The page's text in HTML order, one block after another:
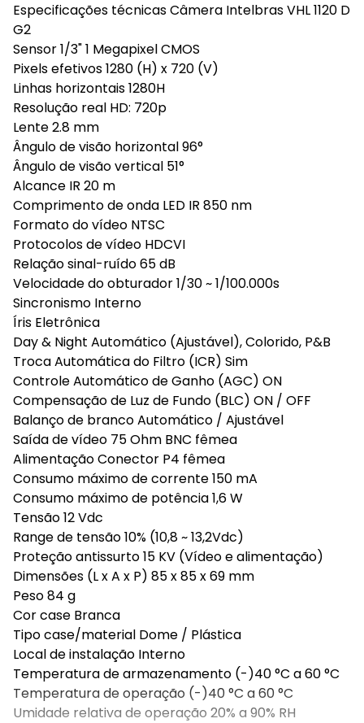
Especificações técnicas Câmera Intelbras VHL 1120 D
G2
Sensor 1/3" 1 Megapixel CMOS
Pixels efetivos 1280 (H) x 720 (V)
Linhas horizontais 1280H
Resolução real HD: 720p
Lente 2.8 mm
Ângulo de visão horizontal 96°
Ângulo de visão vertical 51°
Alcance IR 20 m
Comprimento de onda LED IR 850 nm
Formato do vídeo NTSC
Protocolos de vídeo HDCVI
Relação sinal-ruído 65 dB
Velocidade do obturador 1/30 ~ 1/100.000s
Sincronismo Interno
Íris Eletrônica
Day & Night Automático (Ajustável), Colorido, P&B
Troca Automática do Filtro (ICR) Sim
Controle Automático de Ganho (AGC) ON
Compensação de Luz de Fundo (BLC) ON / OFF
Balanço de branco Automático / Ajustável
Saída de vídeo 75 Ohm BNC fêmea
Alimentação Conector P4 fêmea
Consumo máximo de corrente 150 mA
Consumo máximo de potência 1,6 W
Tensão 12 Vdc
Range de tensão 10% (10,8 ~ 13,2Vdc)
Proteção antissurto 15 KV (Vídeo e alimentação)
Dimensões (L x A x P) 85 x 85 x 69 mm
Peso 84 g
Cor case Branca
Tipo case/material Dome / Plástica
Local de instalação Interno
Temperatura de armazenamento (-)40 °C a 60 °C
Temperatura de operação (-)40 °C a 60 °C
Umidade relativa de operação 20% a 90% RH